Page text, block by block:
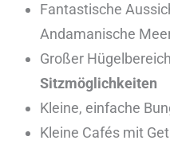
Fantastische
Andamanische
Großer
Sitzmöglichkeiten
Kleine, einfache
Kleine Cafés mit